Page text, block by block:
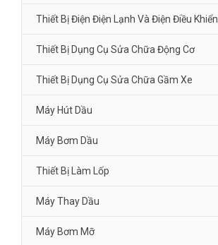
Thiết Bị Điện Điện Lạnh Và Điện Điều Khiển
Thiết Bị Dụng Cụ Sửa Chữa Động Cơ
Thiết Bị Dụng Cụ Sửa Chữa Gầm Xe
Máy Hút Dầu
Máy Bơm Dầu
Thiết Bị Làm Lốp
Máy Thay Dầu
Máy Bơm Mỡ